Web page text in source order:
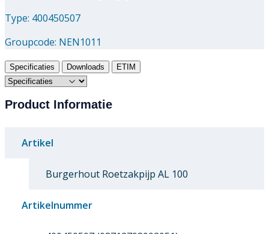
Type: 400450507
Groupcode: NEN1011
Specificaties Downloads ETIM
Product Informatie
Artikel
Burgerhout Roetzakpijp AL 100
Artikelnummer